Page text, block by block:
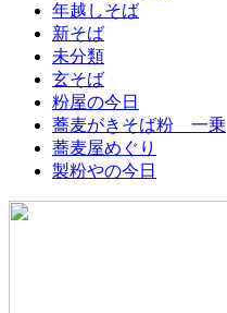
年越しそば
新そば
未分類
玄そば
粉屋の今日
蕎麦がきそば粉 一乗
蕎麦屋めぐり
製粉やの今日